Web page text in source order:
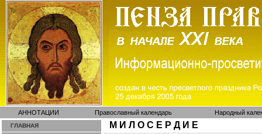
АННОТАЦИИ Православный календарь Народный
ГЛАВНАЯ
М И Л О С Е Р Д И Е